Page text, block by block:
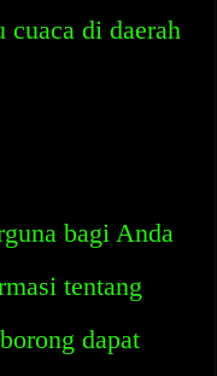
cuaca di daerah
bagi Anda
tentang
dapat